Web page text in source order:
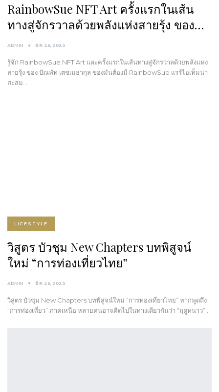
RainbowSue NFT Art ครั้งแรกในเส้น
ทางสู่จักรวาลด้วยพลังแห่งสายรุ้ง ของ…
ADMIN ส.ค. 26, 2023
รู้จัก RainbowSue NFT Art และครั้งแรกในเส้นทางสู่จักรวาลด้วยพลังแห่ง
สายรุ้ง ของ ปัณพัท เตชเมธากุล ของมันต้องมี RainbowSue แรร์ไอเท็มน่า
สะสม…
LIFESTYLE
วิสูตร บัวชุม New Chapters บทพิสูจน์
ใหม่ “การท่องเที่ยวไทย”
ADMIN มี.ค. 26, 2023
วิสูตร บัวชุม New Chapters บทพิสูจน์ใหม่ “การท่องเที่ยวไทย” หากพูดถึง
“การท่องเที่ยว” ภาคเหนือ หลายคนอาจคิดไปในทางเดียวกันว่า “ฤดูหนาว”…